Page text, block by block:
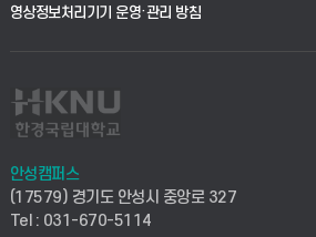
사회안전시스템공학부
컴퓨터응용수학부
사이버캠퍼스(전문학사 및 전공심화)
시설바로처리서비스
연구실안전관리시스템
산학협력단
취업지원센터
창업지원센터
영상정보처리기기 운영·관리 방침
안성캠퍼스
(17579) 경기도 안성시 중앙로 327
Tel : 031-670-5114